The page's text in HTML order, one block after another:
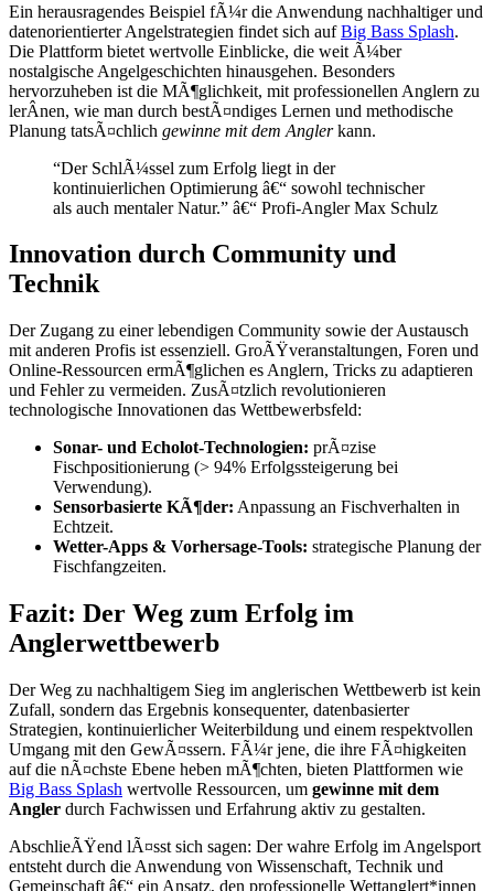
Ein herausragendes Beispiel fÃ¼r die Anwendung nachhaltiger und
datenorientierter Angelstrategien findet sich aufBig Bass Splash.
Die Plattform bietet wertvolle Einblicke, die weit Ã¼ber
nostalgische Angelgeschichten hinausgehen. Besonders
hervorzuheben ist die MÃ¶glichkeit, mit professionellen Anglern zu
lerÂ­nen, wie man durch bestÃ¤ndiges Lernen und methodische
Planung tatsÃ¤chlich gewinne mit dem Anglerkann.
“Der SchlÃ¼ssel zum Erfolg liegt in der
kontinuierlichen Optimierung â€“ sowohl technischer
als auch mentaler Natur.” â€“ Profi-Angler Max Schulz
Innovation durch Community und
Technik
Der Zugang zu einer lebendigen Community sowie der Austausch
mit anderen Profis ist essenziell. GroÃŸveranstaltungen, Foren und
Online-Ressourcen ermÃ¶glichen es Anglern, Tricks zu adaptieren
und Fehler zu vermeiden. ZusÃ¤tzlich revolutionieren
technologische Innovationen das Wettbewerbsfeld:
Sonar- und Echolot-Technologien: prÃ¤zise
Fischpositionierung (> 94% Erfolgssteigerung bei
Verwendung).
Sensorbasierte KÃ¶der: Anpassung an Fischverhalten in
Echtzeit.
Wetter-Apps & Vorhersage-Tools: strategische Planung der
Fischfangzeiten.
Fazit: Der Weg zum Erfolg im
Anglerwettbewerb
Der Weg zu nachhaltigem Sieg im anglerischen Wettbewerb ist kein
Zufall, sondern das Ergebnis konsequenter, datenbasierter
Strategien, kontinuierlicher Weiterbildung und einem respektvollen
Umgang mit den GewÃ¤ssern. FÃ¼r jene, die ihre FÃ¤higkeiten
auf die nÃ¤chste Ebene heben mÃ¶chten, bieten Plattformen wie
Big Bass Splash wertvolle Ressourcen, um gewinne mit dem
Angler durch Fachwissen und Erfahrung aktiv zu gestalten.
AbschlieÃŸend lÃ¤sst sich sagen: Der wahre Erfolg im Angelsport
entsteht durch die Anwendung von Wissenschaft, Technik und
Gemeinschaft â€“ ein Ansatz, den professionelle Wettanglert*innen